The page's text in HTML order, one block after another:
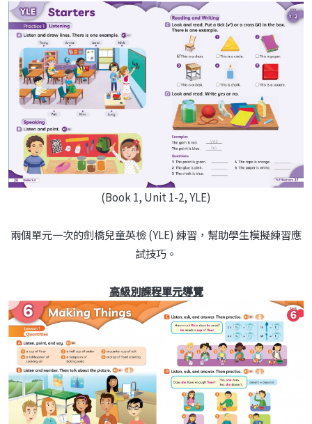
(Book 1, Unit 1-2, YLE)
兩個單元一次的劍橋兒童英檢 (YLE) 練習，幫助學生模擬練習應
試技巧。
高級別課程單元導覽